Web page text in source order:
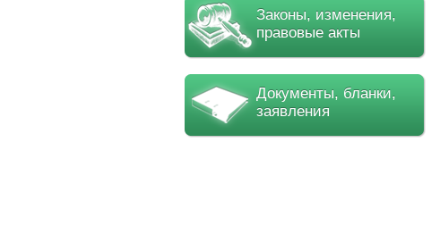
Законы, изменения,
правовые акты
Документы, бланки,
заявления